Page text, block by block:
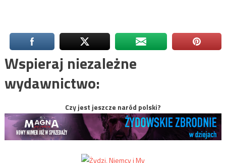
Wspieraj niezależne
wydawnictwo:
Czy jest jeszcze naród polski?